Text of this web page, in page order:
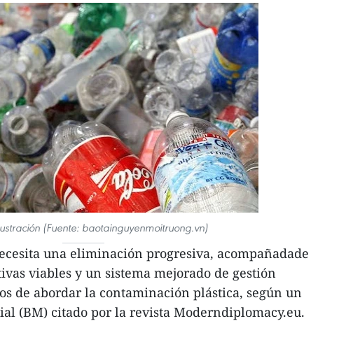
(Fuente: baotainguyenmoitruong.vn)
una eliminación progresiva, acompañadade
viables y un sistema mejorado de gestión
de abordar la contaminación plástica, según un
(BM) citado por la revista Moderndiplomacy.eu.